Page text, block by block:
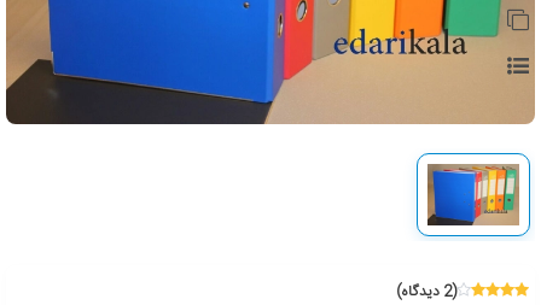
تجهیزات فروشگاهی و بانکی
هدایا و ست مدیریتی
(2 دیدگاه)